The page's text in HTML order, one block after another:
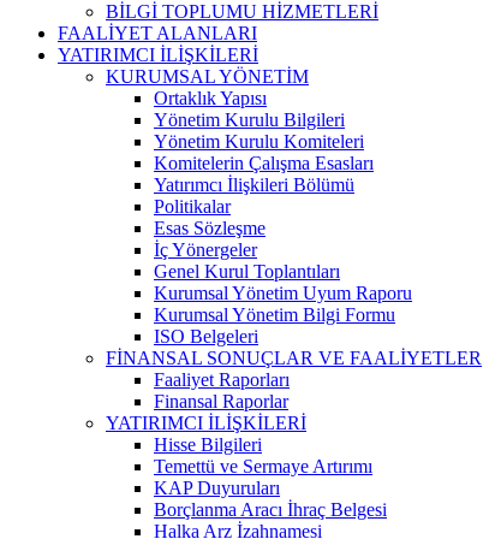
BİLGİ TOPLUMU HİZMETLERİ
FAALİYET ALANLARI
YATIRIMCI İLİŞKİLERİ
KURUMSAL YÖNETİM
Ortaklık Yapısı
Yönetim Kurulu Bilgileri
Yönetim Kurulu Komiteleri
Komitelerin Çalışma Esasları
Yatırımcı İlişkileri Bölümü
Politikalar
Esas Sözleşme
İç Yönergeler
Genel Kurul Toplantıları
Kurumsal Yönetim Uyum Raporu
Kurumsal Yönetim Bilgi Formu
ISO Belgeleri
FİNANSAL SONUÇLAR VE FAALİYETLER
Faaliyet Raporları
Finansal Raporlar
YATIRIMCI İLİŞKİLERİ
Hisse Bilgileri
Temettü ve Sermaye Artırımı
KAP Duyuruları
Borçlanma Aracı İhraç Belgesi
Halka Arz İzahnamesi